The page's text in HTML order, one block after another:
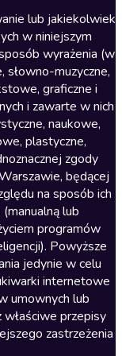
lub jakiekolwiek
w niniejszym
wyrażenia (w
słowno-muzyczne,
graficzne i
i zawarte w nich
naukowe,
plastyczne,
zgody
będącej
na sposób ich
lub
programów
Powyższe
jedynie w celu
internetowe
umownych lub
przepisy
zastrzeżenia